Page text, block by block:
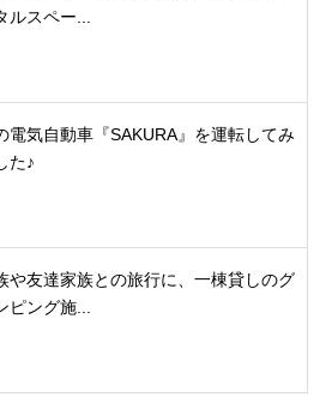
ルスペー...
電気自動車『SAKURA』を運転してみ
た♪
や友達家族との旅行に、一棟貸しのグ
ピング施...